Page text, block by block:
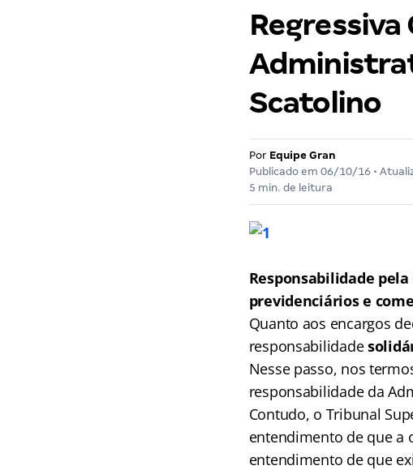
Regressiva
Scatolino
Por Equipe Gran
Publicado em 06/10/16 •
5 min. de leitura
Responsabilidade
previdenciários e
Quanto aos encargos
responsabilidade
Nesse passo, nos
responsabilidade da
Contudo, o Tribunal
entendimento de que a
entendimento de que